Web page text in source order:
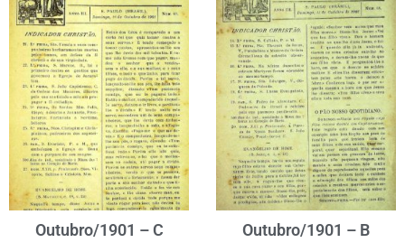
Outubro/1901 – C Outubro/1901 – B